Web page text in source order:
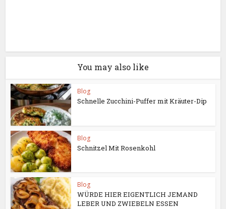
You may also like
Blog
Schnelle Zucchini-Puffer mit Kräuter-Dip
Blog
Schnitzel Mit Rosenkohl
Blog
WÜRDE HIER EIGENTLICH JEMAND
LEBER UND ZWIEBELN ESSEN